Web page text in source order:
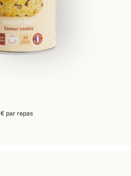
par repas